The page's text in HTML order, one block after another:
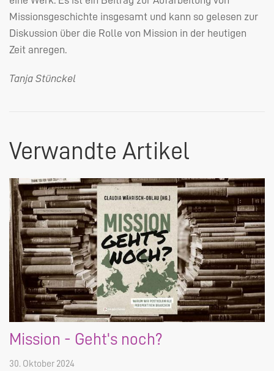
Missionsgeschichte insgesamt und kann so gelesen zur
Diskussion über die Rolle von Mission in der heutigen
Zeit anregen.
Tanja Stünckel
Verwandte Artikel
Mission - Geht's noch?
30. Oktober 2024